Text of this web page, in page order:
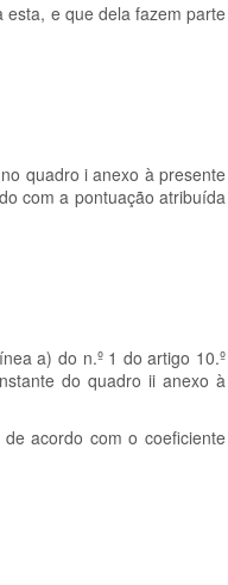
esta, e que dela fazem parte
quadro i anexo à presente
com a pontuação atribuída
a) do n.º 1 do artigo 10.º
do quadro ii anexo à
acordo com o coeficiente